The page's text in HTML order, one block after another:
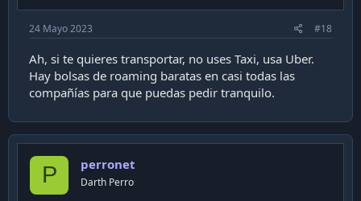
24 Mayo 2023 #18
Ah, si te quieres transportar, no uses Taxi, usa Uber.
Hay bolsas de roaming baratas en casi todas las
compañías para que puedas pedir tranquilo.
P perronet
Darth Perro